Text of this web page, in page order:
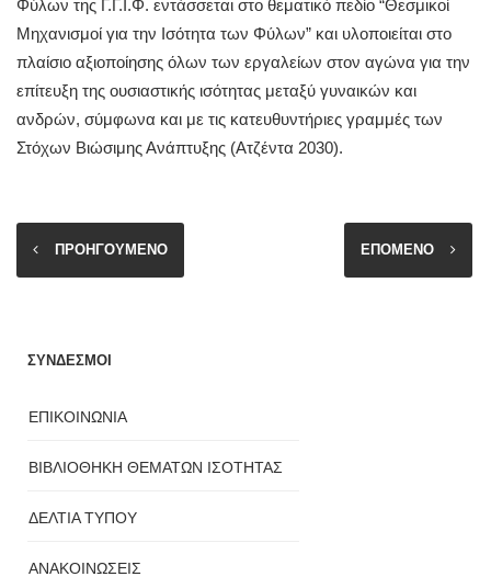
Φύλων της Γ.Γ.Ι.Φ. εντάσσεται στο θεματικό πεδίο “Θεσμικοί
Μηχανισμοί για την Ισότητα των Φύλων” και υλοποιείται στο
πλαίσιο αξιοποίησης όλων των εργαλείων στον αγώνα για την
επίτευξη της ουσιαστικής ισότητας μεταξύ γυναικών και
ανδρών, σύμφωνα και με τις κατευθυντήριες γραμμές των
Στόχων Βιώσιμης Ανάπτυξης (Ατζέντα 2030).
ΠΡΟΗΓΟΥΜΕΝΟ ΕΠΟΜΕΝΟ
ΣΥΝΔΕΣΜΟΙ
ΕΠΙΚΟΙΝΩΝΙΑ
ΒΙΒΛΙΟΘΗΚΗ ΘΕΜΑΤΩΝ ΙΣΟΤΗΤΑΣ
ΔΕΛΤΙΑ ΤΥΠΟΥ
ΑΝΑΚΟΙΝΩΣΕΙΣ